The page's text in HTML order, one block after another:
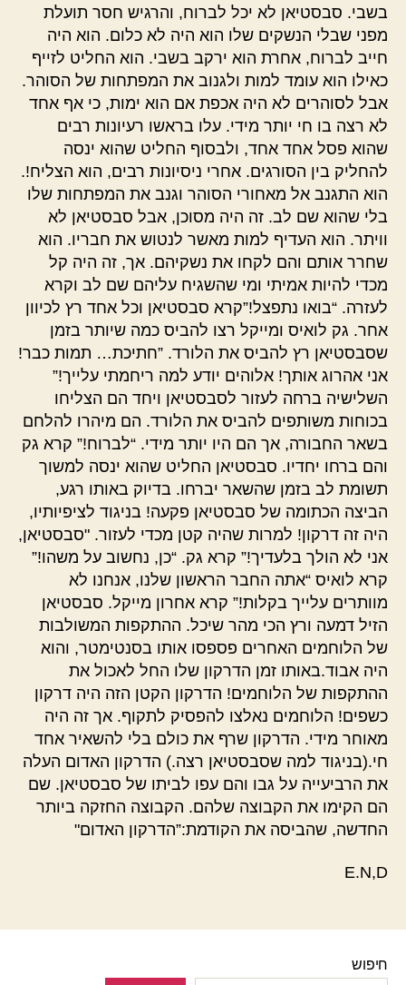
בשבי. סבסטיאן לא יכל לברוח, והרגיש חסר תועלת
מפני שבלי הנשקים שלו הוא היה לא כלום. הוא היה
חייב לברוח, אחרת הוא ירקב בשבי. הוא החליט לזייף
כאילו הוא עומד למות ולגנוב את המפתחות של הסוהר.
אבל לסוהרים לא היה אכפת אם הוא ימות, כי אף אחד
לא רצה בו חי יותר מידי. עלו בראשו רעיונות רבים
שהוא פסל אחד אחד, ולבסוף החליט שהוא ינסה
להחליק בין הסורגים. אחרי ניסיונות רבים, הוא הצליח!.
הוא התגנב אל מאחורי הסוהר וגנב את המפתחות שלו
בלי שהוא שם לב. זה היה מסוכן, אבל סבסטיאן לא
וויתר. הוא העדיף למות מאשר לנטוש את חבריו. הוא
שחרר אותם והם לקחו את נשקיהם. אך, זה היה קל
מכדי להיות אמיתי ומי שהשגיח עליהם שם לב וקרא
לעזרה. “בואו נתפצל!”קרא סבסטיאן וכל אחד רץ לכיוון
אחר. גק לואיס ומייקל רצו להביס כמה שיותר בזמן
שסבסטיאן רץ להביס את הלורד. ”חתיכת… תמות כבר!
אני אהרוג אותך! אלוהים יודע למה ריחמתי עלייך!”
השלישיה ברחה לעזור לסבסטיאן ויחד הם הצליחו
בכוחות משותפים להביס את הלורד. הם מיהרו להלחם
בשאר החבורה, אך הם היו יותר מידי. “לברוח!” קרא גק
והם ברחו יחדיו. סבסטיאן החליט שהוא ינסה למשוך
תשומת לב בזמן שהשאר יברחו. בדיוק באותו רגע,
הביצה הכתומה של סבסטיאן פקעה! בניגוד לציפיותיו,
היה זה דרקון! למרות שהיה קטן מכדי לעזור. "סבסטיאן,
אני לא הולך בלעדיך!” קרא גק. “כן, נחשוב על משהו!”
קרא לואיס “אתה החבר הראשון שלנו, אנחנו לא
מוותרים עלייך בקלות!” קרא אחרון מייקל. סבסטיאן
הזיל דמעה ורץ הכי מהר שיכל. ההתקפות המשולבות
של הלוחמים האחרים פספסו אותו בסנטימטר, והוא
היה אבוד.באותו זמן הדרקון שלו החל לאכול את
ההתקפות של הלוחמים! הדרקון הקטן הזה היה דרקון
כשפים! הלוחמים נאלצו להפסיק לתקוף. אך זה היה
מאוחר מידי. הדרקון שרף את כולם בלי להשאיר אחד
חי.(בניגוד למה שסבסטיאן רצה.) הדרקון האדום העלה
את הרביעייה על גבו והם עפו לביתו של סבסטיאן. שם
הם הקימו את הקבוצה שלהם. הקבוצה החזקה ביותר
החדשה, שהביסה את הקודמת:”הדרקון האדום"
E.N,D
חיפוש